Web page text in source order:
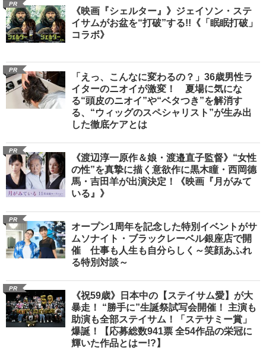
PR
《映画『シェルター』》ジェイソン・ステ
イサムがお盆を“打破”する!!《「眠眠打破」
コラボ》
PR
「えっ、こんなに変わるの？」36歳男性ラ
イターのニオイが激変！ 夏場に気にな
る“頭皮のニオイ”や“ベタつき”を解消す
る、“ウィッグのスペシャリスト”が生み出
した徹底ケアとは
PR
《渡辺淳一原作＆娘・渡邉直子監督》“女性
の性”を真摯に描く意欲作に黒木瞳・西岡德
馬・吉田羊が出演決定！《映画『月がみて
いる』》
PR
オープン1周年を記念した特別イベントがサ
ムソナイト・ブラックレーベル銀座店で開
催 仕事も人生も自分らしく～笑顔あふれ
る特別対談～
PR
《祝59歳》日本中の【ステイサム愛】が大
暴走！ “勝手に”生誕祭試写会開催！ 主演も
助演も全部ステイサム！「ステサミー賞」
爆誕！【応募総数941票 全54作品の栄冠に
輝いた作品とはー!?】